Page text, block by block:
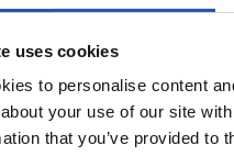
uses cookies
to personalise content
your use of our site
that you’ve provided to